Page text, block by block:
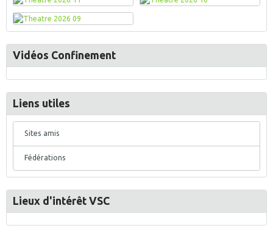
Vidéos Confinement
Liens utiles
Sites amis
Fédérations
Lieux d'intérêt VSC